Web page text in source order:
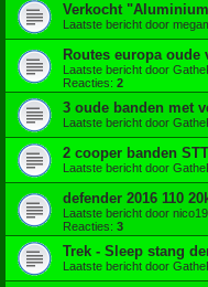
Verkocht
Laatste bericht door
Routes europa oude
Laatste bericht door
Reacties: 2
3 oude banden met
Laatste bericht door
2 cooper banden
Laatste bericht door
defender 2016 110
Laatste bericht door
Reacties: 3
Trek - Sleep stang
Laatste bericht door